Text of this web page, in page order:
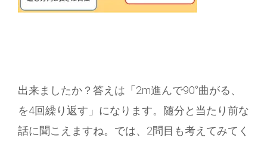
出来ましたか？答えは「2m進んで90°曲がる、
を4回繰り返す」になります。随分と当たり前な
話に聞こえますね。では、2問目も考えてみてく